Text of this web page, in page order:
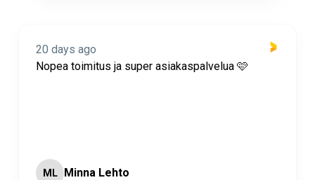
20 days ago
Nopea toimitus ja super asiakaspalvelua 🩷
ML Minna Lehto